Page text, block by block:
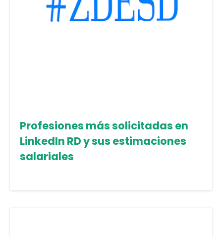
Profesiones más solicitadas en
LinkedIn RD y sus estimaciones
salariales